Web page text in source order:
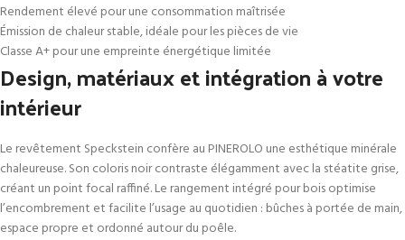
Rendement élevé pour une consommation maîtrisée
Émission de chaleur stable, idéale pour les pièces de vie
Classe A+ pour une empreinte énergétique limitée
Design, matériaux et intégration à votre
intérieur
Le revêtement Speckstein confère au PINEROLO une esthétique minérale
chaleureuse. Son coloris noir contraste élégamment avec la stéatite grise,
créant un point focal raffiné. Le rangement intégré pour bois optimise
l’encombrement et facilite l’usage au quotidien : bûches à portée de main,
espace propre et ordonné autour du poêle.